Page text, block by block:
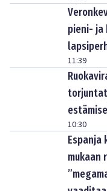
pieni- ja
11:39
10:30
mukaan